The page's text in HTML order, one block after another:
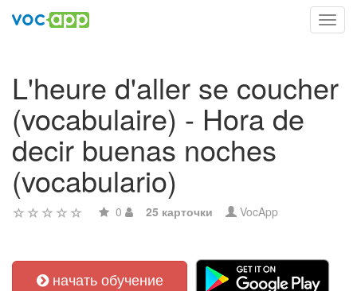
L'heure d'aller se coucher
(vocabulaire) - Hora de
decir buenas noches
(vocabulario)
0 25 карточки VocApp
начать обучение